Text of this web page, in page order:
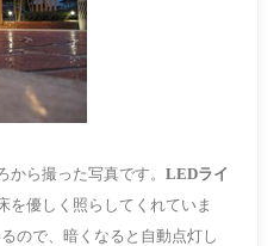
ら撮った写真です。 LEDライ
を優しく照らしてくれていま
ので、暗くなると自動点灯し